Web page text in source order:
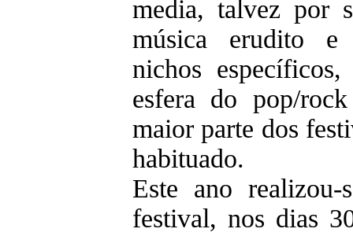
media, talvez por
música erudito
nichos
esfera do pop/
maior parte dos
habituado.
Este ano
festival, nos dias